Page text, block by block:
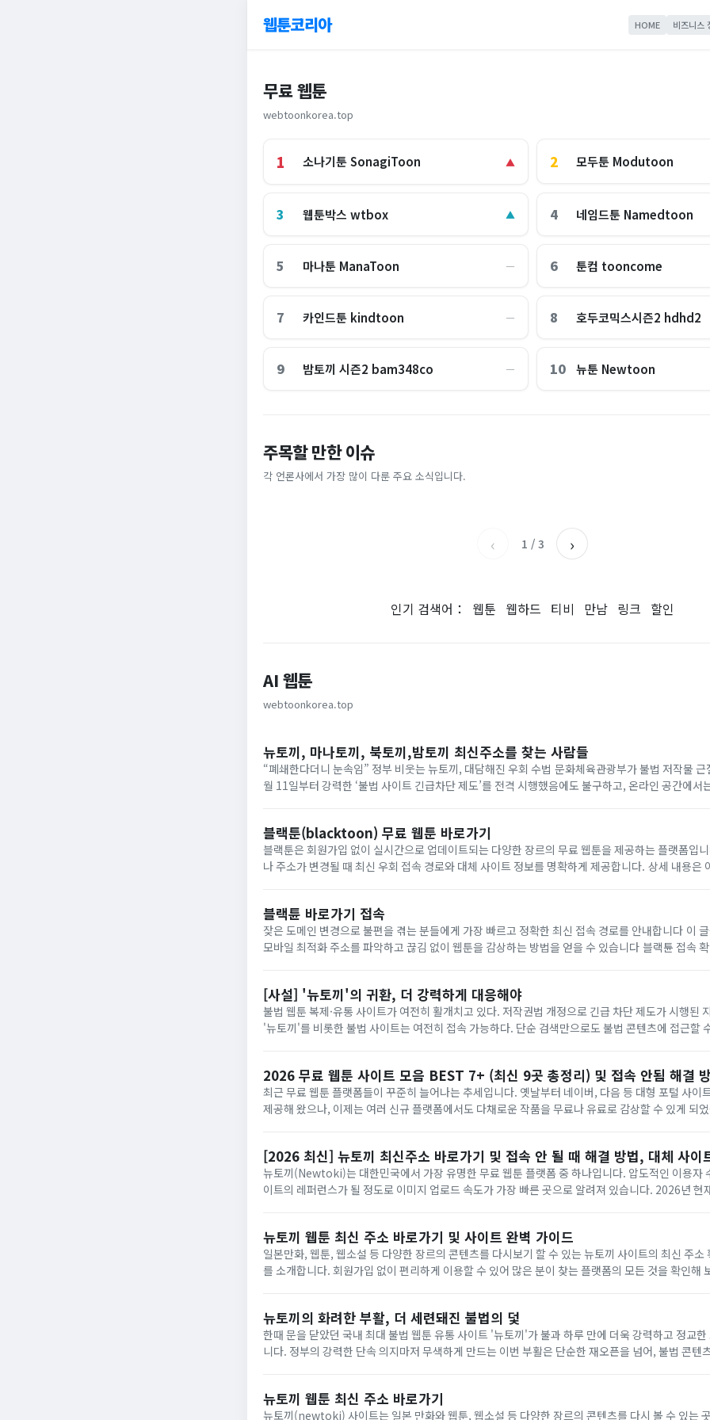
웹툰코리아 HOME 비즈니스
무료 웹툰
webtoonkorea.top
1 소나기툰 SonagiToon ▲ 2 모두툰 Modutoon
3 웹툰박스 wtbox ▲ 4 네임드툰 Namedtoon
5 마나툰 ManaToon ― 6 툰컴 tooncome
7 카인드툰 kindtoon ― 8 호두코믹스시즌2 hdhd2
9 밤토끼 시즌2 bam348co ― 10 뉴툰 Newtoon
주목할 만한 이슈
각 언론사에서 가장 많이 다룬 주요 소식입니다.
전국 불타오를 때, 여긴 0.9도…에어컨 필요없는 韓
이색 피서지
중앙일보
“10% 폭락하자 4조 샀는데, 18% 뛰자 8조 팔았
다”…개미들 왜 이러나 [숫자 뒤의 진실]
‹ 1 / 3 ›
인기 검색어： 웹툰 웹하드 티비 만남 링크 할인
AI 웹툰
webtoonkorea.top
뉴토끼, 마나토끼, 북토끼,밤토끼 최신주소를 찾는 사람들
“폐쇄한다더니 눈속임” 정부 비웃는 뉴토끼, 대담해진 우회 수법 문화체육관광부가 불법 저작물
월 11일부터 강력한 ‘불법 사이트 긴급차단 제도’를 전격 시행했음에도 불구하고, 온라인 공간에서
블랙툰(blacktoon) 무료 웹툰 바로가기
블랙툰은 회원가입 없이 실시간으로 업데이트되는 다양한 장르의 무료 웹툰을 제공하는 플랫폼입니다. 접속이 차단
나 주소가 변경될 때 최신 우회 접속 경로와 대체 사이트 정보를 명확하게 제공합니다. 상세 내용은 아래에서 확인하세요.
블랙튠 바로가기 접속
잦은 도메인 변경으로 불편을 겪는 분들에게 가장 빠르고 정확한 최신 접속 경로를 안내합니다 이 글을 통해 현재 유효한
모바일 최적화 주소를 파악하고 끊김 없이 웹툰을 감상하는 방법을 얻을 수 있습니다 블랙튠 접속 확인하기 구분내용제
[사설] '뉴토끼'의 귀환, 더 강력하게 대응해야
불법 웹툰 복제·유통 사이트가 여전히 활개치고 있다. 저작권법 개정으로 긴급 차단 제도가 시행된
'뉴토끼'를 비롯한 불법 사이트는 여전히 접속 가능하다. 단순 검색만으로도 불법 콘텐츠에 접근할
2026 무료 웹툰 사이트 모음 BEST 7+ (최신 9곳 총정리) 및 접속 안됨 해결
최근 무료 웹툰 플랫폼들이 꾸준히 늘어나는 추세입니다. 옛날부터 네이버, 다음 등 대형 포털 사이
제공해 왔으나, 이제는 여러 신규 플랫폼에서도 다채로운 작품을 무료나 유료로 감상할 수 있게 되었습니다. 세
[2026 최신] 뉴토끼 최신주소 바로가기 및 접속 안 될 때 해결 방법, 대체 사이
뉴토끼(Newtoki)는 대한민국에서 가장 유명한 무료 웹툰 플랫폼 중 하나입니다. 압도적인 이용자
이트의 레퍼런스가 될 정도로 이미지 업로드 속도가 가장 빠른 곳으로 알려져 있습니다. 2026년 현
뉴토끼 웹툰 최신 주소 바로가기 및 사이트 완벽 가이드
일본만화, 웹툰, 웹소설 등 다양한 장르의 콘텐츠를 다시보기 할 수 있는 뉴토끼 사이트의 최신 주소
를 소개합니다. 회원가입 없이 편리하게 이용할 수 있어 많은 분이 찾는 플랫폼의 모든 것을 확인해 보세요. 뉴토
뉴토끼의 화려한 부활, 더 세련돼진 불법의 덫
한때 문을 닫았던 국내 최대 불법 웹툰 유통 사이트 '뉴토끼'가 불과 하루 만에 더욱 강력하고 정교
니다. 정부의 강력한 단속 의지마저 무색하게 만드는 이번 부활은 단순한 재오픈을 넘어, 불법 콘텐
뉴토끼 웹툰 최신 주소 바로가기
뉴토끼(newtoki) 사이트는 일본 만화와 웹툰, 웹소설 등 다양한 장르의 콘텐츠를 다시 볼 수 있는 곳입니다.